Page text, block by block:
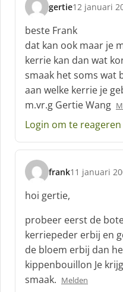
gertie
s
c
h
r
e
e
f
12 januari
beste Frank
dat kan ook maar je
kerrie kan dan wat
smaak het soms wat
aan welke kerrie je
m.vr.g Gertie Wang
Login om te reageren
frank
s
c
h
e
e
f
:
11 januari
hoi gertie,
probeer eerst de
kerriepeder erbij en
de bloem erbij dan
kippenbouillon Je
smaak. Melden